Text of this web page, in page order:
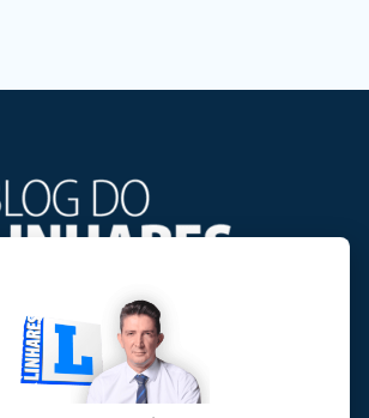
Jr é maranhense.
Jornalismo, estudou filosofia
em ciência política